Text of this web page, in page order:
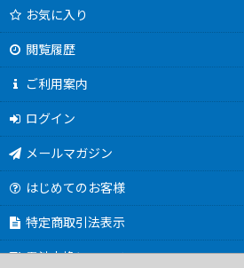
お気に入り
閲覧履歴
ご利用案内
ログイン
メールマガジン
はじめてのお客様
特定商取引法表示
電池交換について